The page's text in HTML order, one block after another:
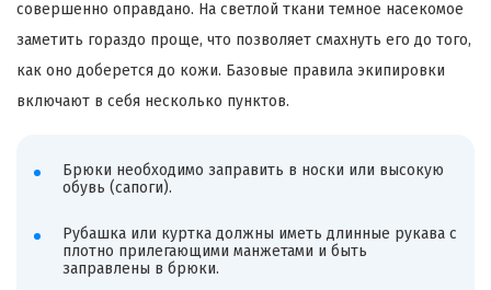
совершенно оправдано. На светлой ткани темное насекомое
заметить гораздо проще, что позволяет смахнуть его до того,
как оно доберется до кожи. Базовые правила экипировки
включают в себя несколько пунктов.
Брюки необходимо заправить в носки или высокую
обувь (сапоги).
Рубашка или куртка должны иметь длинные рукава с
плотно прилегающими манжетами и быть
заправлены в брюки.